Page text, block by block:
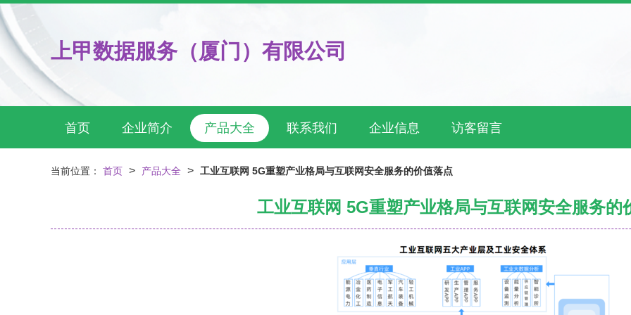
上甲数据服务（厦门）有限公司
首页 企业简介 产品大全 联系我们 企业信息 访客留言
当前位置： 首页 > 产品大全 > 工业互联网 5G重塑产业格局与互联网安全服务的价值落点
工业互联网 5G重塑产业格局与互联网安全服务的